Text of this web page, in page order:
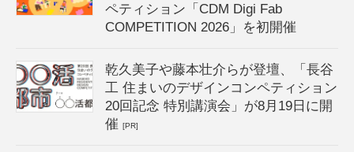
ペティション「CDM Digi Fab
COMPETITION 2026」を初開催
乾久美子や藤本壮介らが登壇、「長谷
工 住まいのデザインコンペティション
20回記念 特別講演会」が8月19日に開
催[PR]